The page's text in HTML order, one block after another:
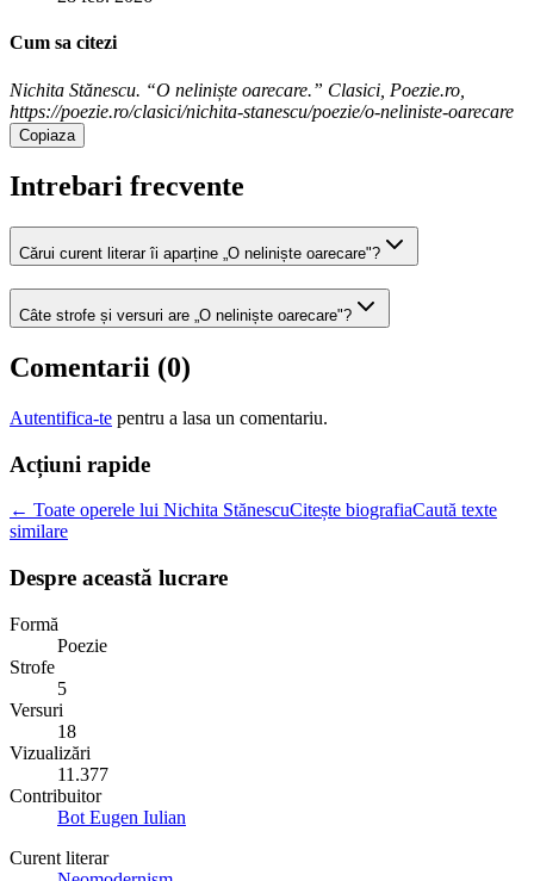
Cum sa citezi
Nichita Stănescu. “O neliniște oarecare.” Clasici, Poezie.ro,
https://poezie.ro/clasici/nichita-stanescu/poezie/o-neliniste-oarecare
Copiaza
Intrebari frecvente
Cărui curent literar îi aparține „O neliniște oarecare"?
Câte strofe și versuri are „O neliniște oarecare"?
Comentarii (0)
Autentifica-te pentru a lasa un comentariu.
Acțiuni rapide
← Toate operele lui Nichita StănescuCitește biografiaCaută texte
similare
Despre această lucrare
Formă
Poezie
Strofe
5
Versuri
18
Vizualizări
11.377
Contribuitor
Bot Eugen Iulian
Curent literar